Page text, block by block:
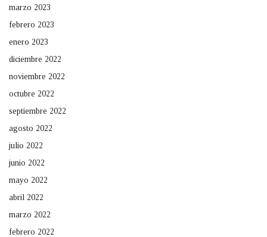
marzo 2023
febrero 2023
enero 2023
diciembre 2022
noviembre 2022
octubre 2022
septiembre 2022
agosto 2022
julio 2022
junio 2022
mayo 2022
abril 2022
marzo 2022
febrero 2022